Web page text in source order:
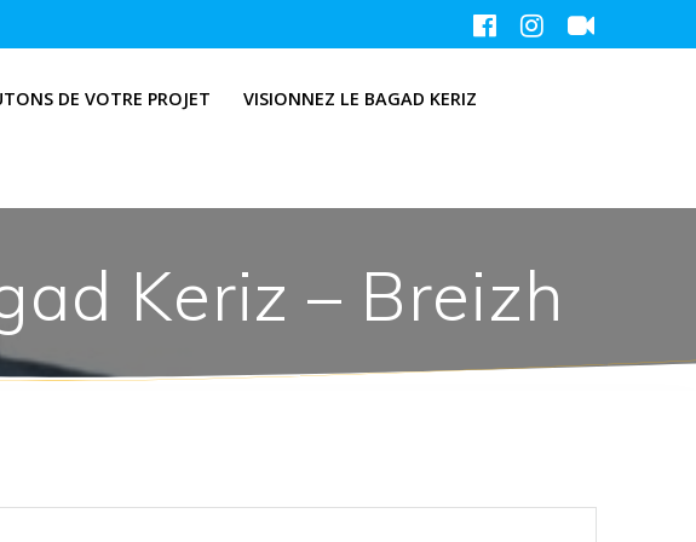
DE VOTRE PROJET VISIONNEZ LE BAGAD KERIZ
Keriz – Breizh